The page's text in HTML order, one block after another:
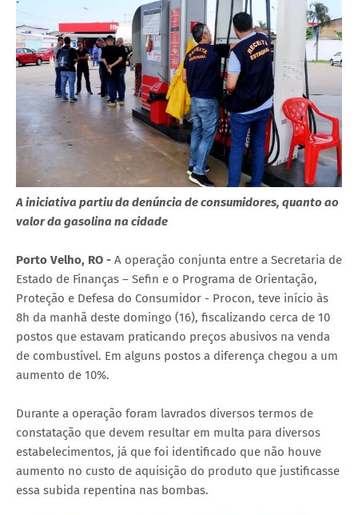
A iniciativa partiu da denúncia de consumidores, quanto ao
valor da gasolina na cidade
Porto Velho, RO - A operação conjunta entre a Secretaria de
Estado de Finanças – Sefin e o Programa de Orientação,
Proteção e Defesa do Consumidor - Procon, teve início às
8h da manhã deste domingo (16), fiscalizando cerca de 10
postos que estavam praticando preços abusivos na venda
de combustível. Em alguns postos a diferença chegou a um
aumento de 10%.
Durante a operação foram lavrados diversos termos de
constatação que devem resultar em multa para diversos
estabelecimentos, já que foi identificado que não houve
aumento no custo de aquisição do produto que justificasse
essa subida repentina nas bombas.